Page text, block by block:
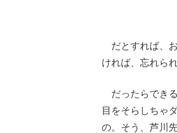
だとすれば、
ければ、忘れら
だったらでき
目をそらしちゃ
の。そう、芦川